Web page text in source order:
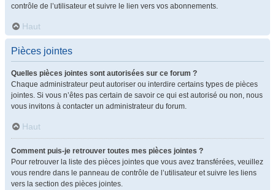
contrôle de l’utilisateur et suivre le lien vers vos abonnements.
Haut
Pièces jointes
Quelles pièces jointes sont autorisées sur ce forum ?
Chaque administrateur peut autoriser ou interdire certains types de pièces
jointes. Si vous n’êtes pas certain de savoir ce qui est autorisé ou non, nous
vous invitons à contacter un administrateur du forum.
Haut
Comment puis-je retrouver toutes mes pièces jointes ?
Pour retrouver la liste des pièces jointes que vous avez transférées, veuillez
vous rendre dans le panneau de contrôle de l’utilisateur et suivre les liens
vers la section des pièces jointes.